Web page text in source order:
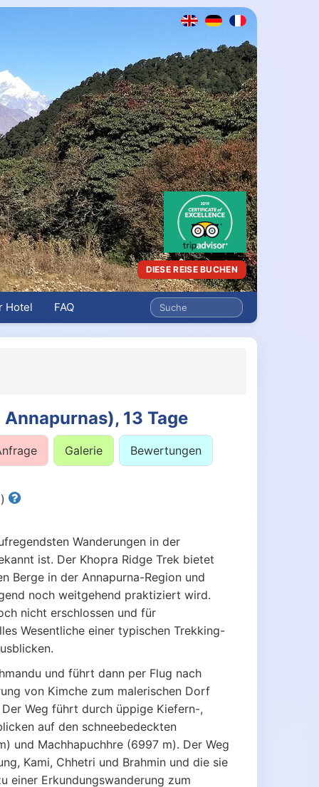
DIESE REISE BUCHEN
Hotel FAQ
13 Tage
Galerie Bewertungen
Wanderungen in der
ist. Der Khopra Ridge Trek bietet
Berge in der Annapurna-Region und
noch weitgehend praktiziert wird.
nicht erschlossen und für
Wesentliche einer typischen Trekking-
und führt dann per Flug nach
von Kimche zum malerischen Dorf
Weg führt durch üppige Kiefern-,
auf den schneebedeckten
und Machhapuchhre (6997 m). Der Weg
Kami, Chhetri und Brahmin und die sie
einer Erkundungswanderung zum